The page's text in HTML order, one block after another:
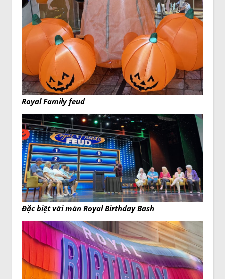
Royal Family feud
Đặc biệt với màn Royal Birthday Bash